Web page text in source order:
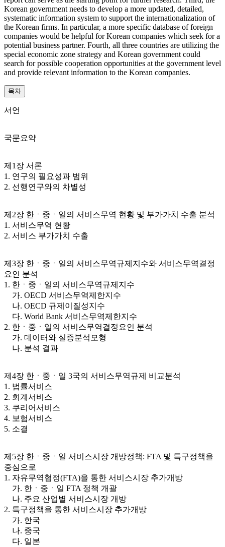
Korean government needs to develop a more updated, detailed,
systematic information system to support the internationalization of
the Korean firms. In particular, a more specific database of foreign
companies would be helpful for Korean companies which seek for a
potential business partner. Fourth, all three countries are utilizing the
special economic zone strategy and Korean government could
search for possible cooperation opportunities at the government level
and provide relevant information to the Korean companies.
목차
서언
국문요약
제1장 서론
1. 연구의 필요성과 범위
2. 선행연구와의 차별성
제2장 한ㆍ중ㆍ일의 서비스무역 현황 및 부가가치 수출 분석
1. 서비스무역 현황
2. 서비스 부가가치 수출
제3장 한ㆍ중ㆍ일의 서비스무역규제지수와 서비스무역결정
요인 분석
1. 한ㆍ중ㆍ일의 서비스무역규제지수
가. OECD 서비스무역제한지수
나. OECD 규제이질성지수
다. World Bank 서비스무역제한지수
2. 한ㆍ중ㆍ일의 서비스무역결정요인 분석
가. 데이터와 실증분석모형
나. 분석 결과
제4장 한ㆍ중ㆍ일 3국의 서비스무역규제 비교분석
1. 법률서비스
2. 회계서비스
3. 쿠리어서비스
4. 보험서비스
5. 소결
제5장 한ㆍ중ㆍ일 서비스시장 개방정책: FTA 및 특구정책을
중심으로
1. 자유무역협정(FTA)을 통한 서비스시장 추가개방
가. 한ㆍ중ㆍ일 FTA 정책 개괄
나. 주요 산업별 서비스시장 개방
2. 특구정책을 통한 서비스시장 추가개방
가. 한국
나. 중국
다. 일본